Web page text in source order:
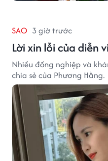
SAO 3 giờ trước
Lời xin lỗi của diễn
Nhiều đồng nghiệp và
chia sẻ của Phương Hằng.